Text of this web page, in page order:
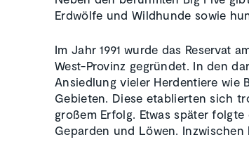
Erdwölfe und Wildhunde sowie
Im Jahr 1991 wurde das Reservat
West-Provinz gegründet. In den
Ansiedlung vieler Herdentiere wie
Gebieten. Diese etablierten sich
großem Erfolg. Etwas später
Geparden und Löwen.